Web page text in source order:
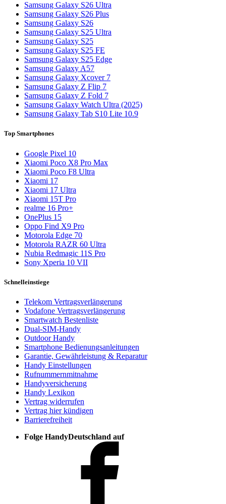
Samsung Galaxy S26 Ultra
Samsung Galaxy S26 Plus
Samsung Galaxy S26
Samsung Galaxy S25 Ultra
Samsung Galaxy S25
Samsung Galaxy S25 FE
Samsung Galaxy S25 Edge
Samsung Galaxy A57
Samsung Galaxy Xcover 7
Samsung Galaxy Z Flip 7
Samsung Galaxy Z Fold 7
Samsung Galaxy Watch Ultra (2025)
Samsung Galaxy Tab S10 Lite 10.9
Top Smartphones
Google Pixel 10
Xiaomi Poco X8 Pro Max
Xiaomi Poco F8 Ultra
Xiaomi 17
Xiaomi 17 Ultra
Xiaomi 15T Pro
realme 16 Pro+
OnePlus 15
Oppo Find X9 Pro
Motorola Edge 70
Motorola RAZR 60 Ultra
Nubia Redmagic 11S Pro
Sony Xperia 10 VII
Schnelleinstiege
Telekom Vertragsverlängerung
Vodafone Vertragsverlängerung
Smartwatch Bestenliste
Dual-SIM-Handy
Outdoor Handy
Smartphone Bedienungsanleitungen
Garantie, Gewährleistung & Reparatur
Handy Einstellungen
Rufnummernmitnahme
Handyversicherung
Handy Lexikon
Vertrag widerrufen
Vertrag hier kündigen
Barrierefreiheit
Folge HandyDeutschland auf